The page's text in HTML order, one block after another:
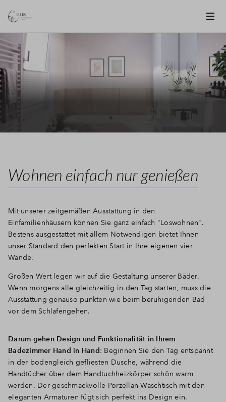
Wohnen einfach nur genießen
Mit unserer zeitgemäßen Ausstattung in den
Einfamilienhäusern können Sie ganz einfach "Loswohnen".
Bestens ausgestattet mit allem Notwendigen bietet Ihnen
unser Standard den perfekten Start in Ihre eigenen vier
Wände.
Großen Wert legen wir auf die Gestaltung unserer Bäder.
Wenn morgens alle gleichzeitig in den Tag starten, muss die
Ausstattung genauso punkten wie beim beruhigenden Bad
vor dem Schlafengehen.
Darum gehen Design und Funktionalität in Ihrem
Badezimmer Hand in Hand: Beginnen Sie den Tag entspannt
in der bodengleich gefliesten Dusche, während die
Handtücher über dem Handtuchheizkörper schön warm
werden. Der geschmackvolle Porzellan-Waschtisch mit den
eleganten Armaturen fügt sich perfekt ins Design ein.